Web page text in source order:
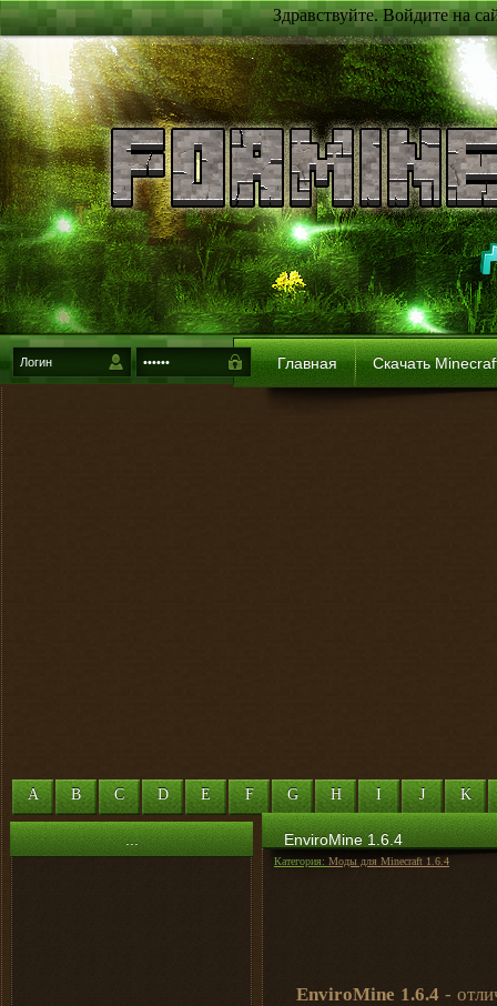
Здравствуйте. Войдите на
Главная Скачать
A B C D E F G H I J K
... EnviroMine 1.6.4
Категория: Моды для Minecraft 1.6.4
EnviroMine 1.6.4-